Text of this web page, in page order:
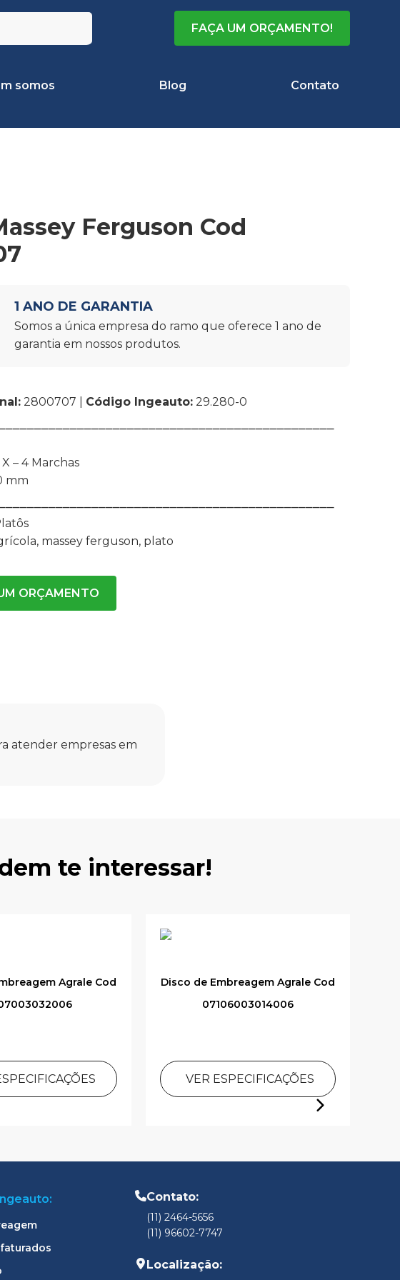
FAÇA UM ORÇAMENTO!
somos Blog Contato
Ferguson Cod
1 ANO DE GARANTIA
Somos a única empresa do ramo que oferece 1 ano de
garantia em nossos produtos.
2800707 | Código Ingeauto: 29.280-0
– 4 Marchas
mm
, massey ferguson, plato
ORÇAMENTO
atender empresas em
te interessar!
Agrale Cod
Disco de Embreagem Agrale Cod
07106003014006
VER ESPECIFICAÇÕES
Contato:
(11) 2464-5656
(11) 96602-7747
Localização: